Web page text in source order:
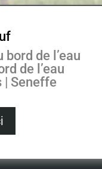
bord de l’eau
de l’eau
| Seneffe